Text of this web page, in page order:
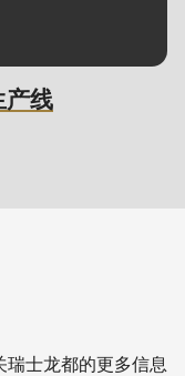
).
线
士龙都的更多信息